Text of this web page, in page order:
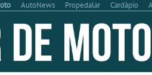
AutoNews Propedalar Cardápio